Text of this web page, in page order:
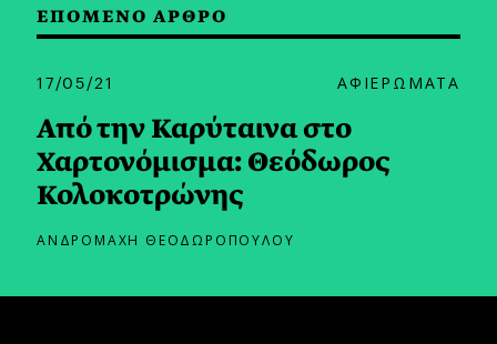
ΕΠΟΜΕΝΟ ΑΡΘΡΟ
17/05/21 ΑΦΙΕΡΩΜΑΤΑ
Από την Καρύταινα στο
Χαρτονόμισμα: Θεόδωρος
Κολοκοτρώνης
ΑΝΔΡΟΜΑΧΗ ΘΕΟΔΩΡΟΠΟΥΛΟΥ